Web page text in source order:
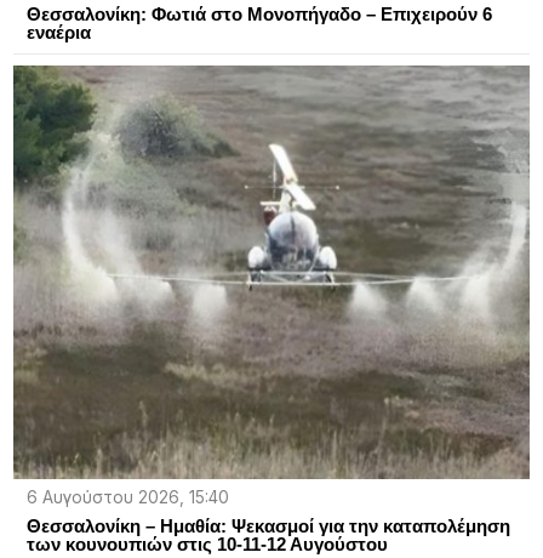
Θεσσαλονίκη: Φωτιά στο Μονοπήγαδο – Επιχειρούν 6
εναέρια
6 Αυγούστου 2026, 15:40
Θεσσαλονίκη – Ημαθία: Ψεκασμοί για την καταπολέμηση
των κουνουπιών στις 10-11-12 Αυγούστου